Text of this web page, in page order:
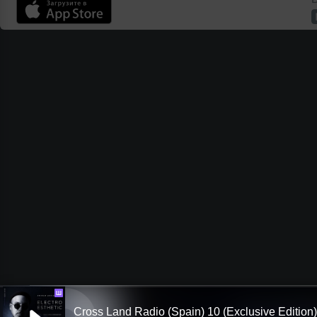
Ш
Cross Land Radio (Spain) 10 (Exclusive Edition)